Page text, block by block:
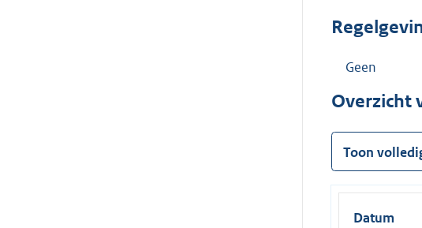
Geen
Overzicht
Toon
Datum